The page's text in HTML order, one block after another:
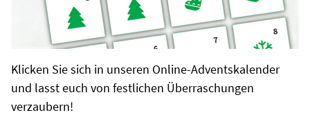
Klicken Sie sich in unseren Online-Adventskalender
und lasst euch von festlichen Überraschungen
verzaubern!